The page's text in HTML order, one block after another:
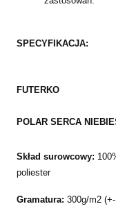
SPECYFIKACJA:
FUTERKO
POLAR SERCA
Skład surowcowy:
poliester
Gramatura: 300g/m2